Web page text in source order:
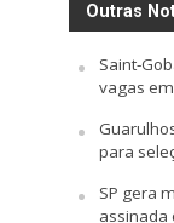
Outras
Saint-
vagas
para
SP gera
assinada